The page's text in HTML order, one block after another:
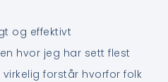
og effektivt
hvor jeg har sett flest
forstår hvorfor folk